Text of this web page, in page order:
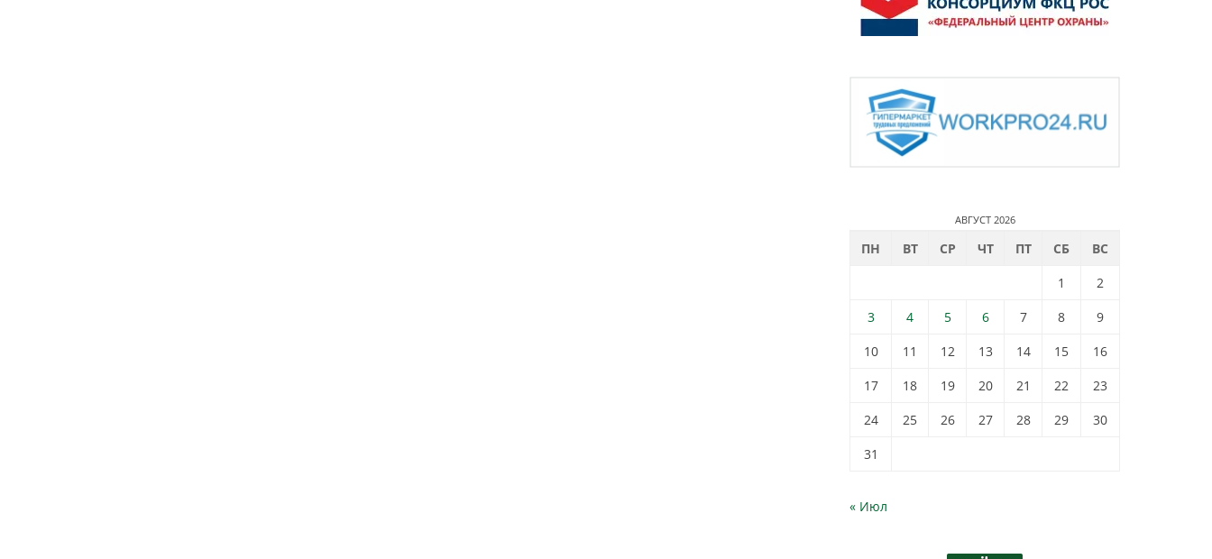
АВГУСТ 2026
ПН ВТ СР ЧТ ПТ СБ
ВС
1
2
3
4 5 6 7 8
9
10
11 12 13 14 15
16
17
18 19 20 21 22
23
24
25 26 27 28 29
30
31
« Июл